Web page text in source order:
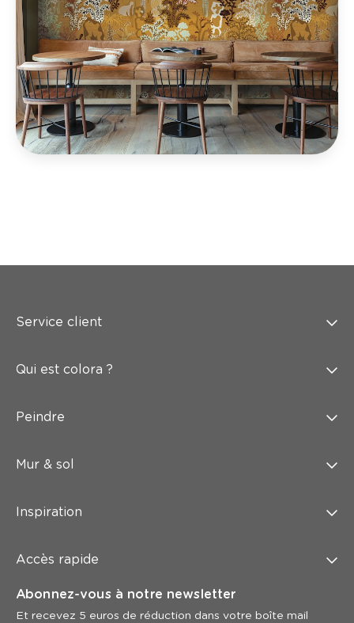
Service client
Qui est colora ?
Peindre
Mur & sol
Inspiration
Accès rapide
Abonnez-vous à notre newsletter
Et recevez 5 euros de réduction dans votre boîte mail